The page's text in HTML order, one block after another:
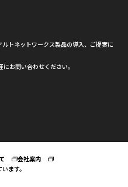
トネットワークス製品の導入、ご提案に
お問い合わせください。
会社案内
ます。